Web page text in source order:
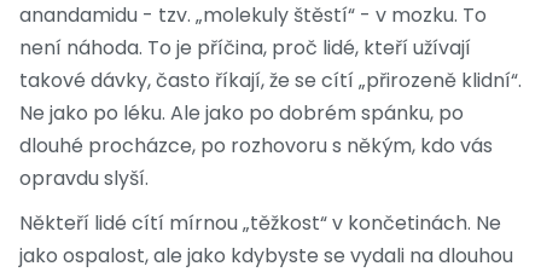
anandamidu - tzv. „molekuly štěstí“ - v mozku. To
není náhoda. To je příčina, proč lidé, kteří užívají
takové dávky, často říkají, že se cítí „přirozeně klidní“.
Ne jako po léku. Ale jako po dobrém spánku, po
dlouhé procházce, po rozhovoru s někým, kdo vás
opravdu slyší.
Někteří lidé cítí mírnou „těžkost“ v končetinách. Ne
jako ospalost, ale jako kdybyste se vydali na dlouhou